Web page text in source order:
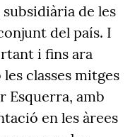
de les
del país. I
i fins ara
classes mitges
Esquerra, amb
en les àrees